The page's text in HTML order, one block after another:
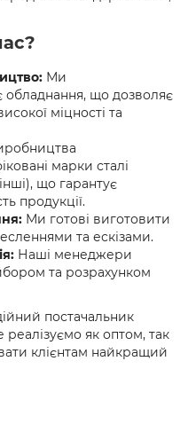
,магазин метизов киев
болт нержавійка
купить болт м 10 ,купить
Ми
обладнання, що дозволяє
міцності та
марки сталі
що гарантує
продукції.
Ми готові виготовити
та ескізами.
Наші менеджери
та розрахунком
постачальник
реалізуємо як оптом, так
клієнтам найкращий